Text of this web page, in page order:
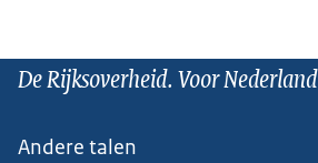
De Rijksoverheid. Voor Nederland
Andere talen